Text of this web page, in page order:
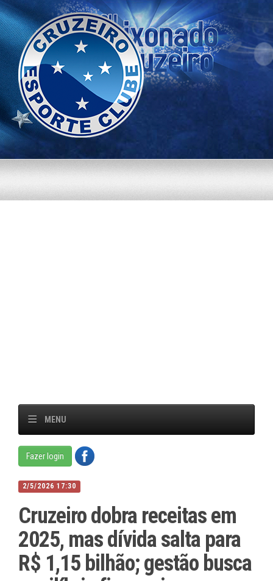
MENU
Fazer login
2/5/2026 17:30
Cruzeiro dobra receitas em
2025, mas dívida salta para
R$ 1,15 bilhão; gestão busca